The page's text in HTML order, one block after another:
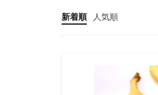
新着順 人気順